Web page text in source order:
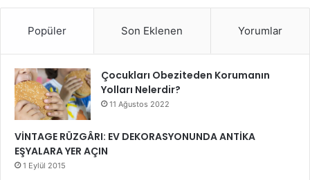
Popüler Son Eklenen Yorumlar
Çocukları Obeziteden Korumanın
Yolları Nelerdir?
11 Ağustos 2022
VİNTAGE RÜZGÂRI: EV DEKORASYONUNDA ANTİKA
EŞYALARA YER AÇIN
1 Eylül 2015